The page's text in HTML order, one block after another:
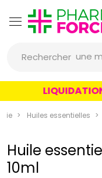
Rechercher
un
une
Huiles essentielles
Huile
10ml